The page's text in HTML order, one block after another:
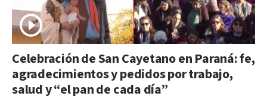
Celebración de San Cayetano en Paraná: fe,
agradecimientos y pedidos por trabajo,
salud y “el pan de cada día”